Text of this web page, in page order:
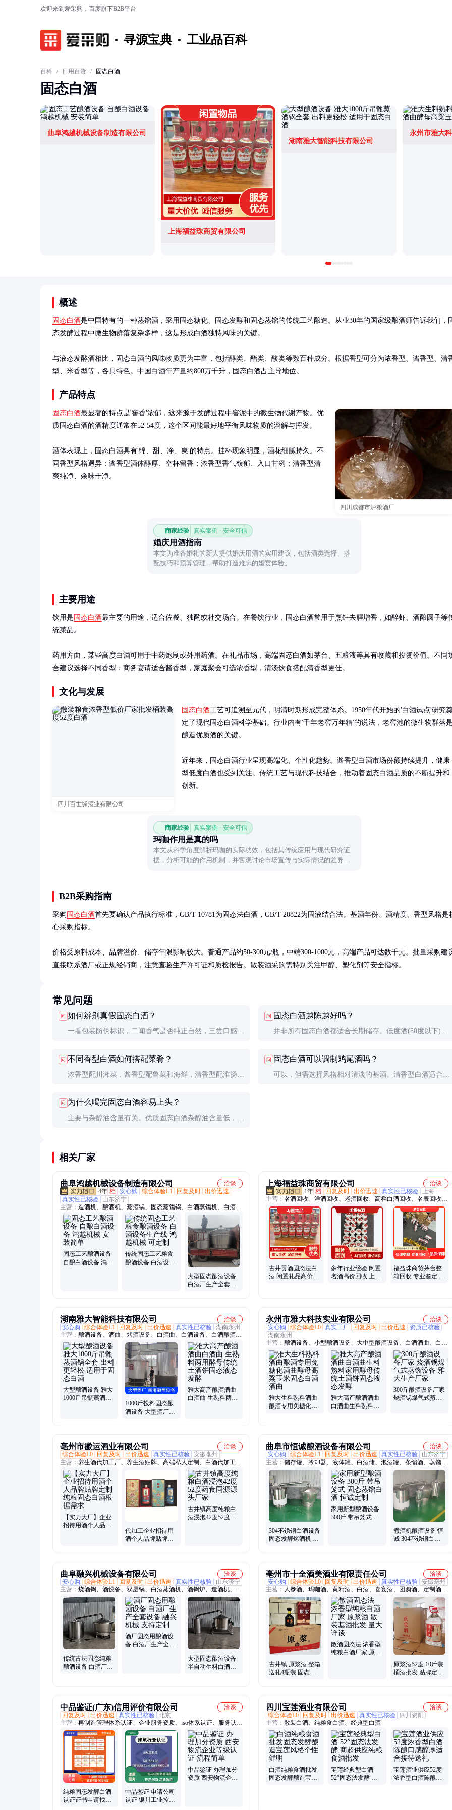
欢迎来到爱采购，百度旗下B2B平台
寻源宝典 工业品百科
百科 / 日用百货 / 固态白酒
固态白酒
曲阜鸿越机械设备制造有限公司
上海福益珠商贸有限公司
湖南雅大智能科技有限公司
永州市雅大
概述
固态白酒是中国特有的一种蒸馏酒，采用固态糖化、固态发酵和固态蒸馏的传统工艺酿造。从业30年的国家级酿酒师告诉我们，
态发酵过程中微生物群落复杂多样，这是形成白酒独特风味的关键。
与液态发酵酒相比，固态白酒的风味物质更为丰富，包括醇类、酯类、酸类等数百种成分。根据香型可分为浓香型、酱香型、清
型、米香型等，各具特色。中国白酒年产量约800万千升，固态白酒占主导地位。
产品特点
四川成都市泸粮酒厂
固态白酒最显著的特点是'窖香'浓郁，这来源于发酵过程中窖泥中的微生物代谢产物。优
质固态白酒的酒精度通常在52-54度，这个区间能最好地平衡风味物质的溶解与挥发。
酒体表现上，固态白酒具有'绵、甜、净、爽'的特点。挂杯现象明显，酒花细腻持久。不
同香型风格迥异：酱香型酒体醇厚、空杯留香；浓香型香气馥郁、入口甘冽；清香型清
爽纯净、余味干净。
商家经验 真实案例 · 安全可信
婚庆用酒指南
本文为准备婚礼的新人提供婚庆用酒的实用建议，包括酒类选择、搭
配技巧和预算管理，帮助打造难忘的婚宴体验。
主要用途
饮用是 固态白酒最主要的用途，适合佐餐、独酌或社交场合。在餐饮行业，固态白酒常用于烹饪去腥增香，如醉虾、酒酿圆子等
统菜品。
药用方面，某些高度白酒可用于中药炮制或外用药酒。在礼品市场，高端固态白酒如茅台、五粮液等具有收藏和投资价值。不同
合建议选择不同香型：商务宴请适合酱香型，家庭聚会可选浓香型，清淡饮食搭配清香型更佳。
文化与发展
四川百世缘酒业有限公司
固态白酒工艺可追溯至元代，明清时期形成完整体系。1950年代开始的'白酒试点'研究
定了现代固态白酒科学基础。行业内有'千年老窖万年糟'的说法，老窖池的微生物群落
酿造优质酒的关键。
近年来，固态白酒行业呈现高端化、个性化趋势。酱香型白酒市场份额持续提升，健康
型低度白酒也受到关注。传统工艺与现代科技结合，推动着固态白酒品质的不断提升和
创新。
商家经验 真实案例 · 安全可信
玛咖作用是真的吗
本文从科学角度解析玛咖的实际功效，包括其传统应用与现代研究证
据，分析可能的作用机制，并客观讨论市场宣传与实际情况的差异，
B2B采购指南
采购 固态白酒首先要确认产品执行标准，GB/T 10781为固态法白酒，GB/T 20822为固液结合法。基酒年份、酒精度、香型风格是
心采购指标。
价格受原料成本、品牌溢价、储存年限影响较大。普通产品约50-300元/瓶，中端300-1000元，高端产品可达数千元。批量采购建
直接联系酒厂或正规经销商，注意查验生产许可证和质检报告。散装酒采购需特别关注甲醇、塑化剂等安全指标。
常见问题
问 如何辨别真假固态白酒？
一看包装防伪标识，二闻香气是否纯正自然，三尝口感是
买，索取发票。
问 固态白酒越陈越好吗？
并非所有固态白酒都适合长期储存。低度酒(50度以下)储
10-30年，但储存环境要避光、恒温、密封。
问 不同香型白酒如何搭配菜肴？
浓香型配川湘菜，酱香型配鲁菜和海鲜，清香型配淮扬菜
淡。
问 固态白酒可以调制鸡尾酒吗？
可以，但需选择风格相对清淡的基酒。清香型白酒适合调
问 为什么喝完固态白酒容易上头？
主要与杂醇油含量有关。优质固态白酒杂醇油含量低，饮
相关厂家
曲阜鸿越机械设备制造有限公司
洽谈
4年 档 安心购 综合体验L1 回复及时 出价迅速
真实性已核验
山东济宁
主营： 造酒机、酿酒机、蒸酒锅、固态蒸馏锅、白酒蒸馏机、白酒蒸
酒器、白酒煮酒设备、白酒酿酒蒸锅、酿酒设备、制酒机械、烧酒设
备、流酒设备、造酒设备、啤酒蒸酒罐、烤酒烧酒机、玉米酒设备、
不锈钢蒸锅、小麦烧酒锅、五粮烤酒机、啤酒烤酒设备、纯粮制酒设
备、制酒发酵设备、精酿啤酒设备、酿酒蒸馏设备、白兰地烧酒机
固态工艺酿酒设备
自酿白酒设备 鸿越
传统固态工艺粮食
酿酒设备 白酒设备
大型固态酿酒设备
白酒厂生产全套设
上海福益珠商贸有限公司
洽谈
1年 档 回复及时 出价迅速 真实性已核验
上海
主营： 名酒回收、洋酒回收、老酒回收、高档白酒回收、名表回收、
冬虫夏草回收、虫草回收、茅台回收、五粮液回收、高价回收名酒、
高价回收名表、高价回收包包、黄金饰品回收、黄金首饰回收、海参
回收
古井贡酒固态法白
酒 闲置礼品高价回
多年行业经验 闲置
名酒高价回收 上门
福益珠商贸茅台整
箱回收 专业鉴定 高
湖南雅大智能科技有限公司
洽谈
安心购
综合体验L1 回复及时 出价迅速 真实性已核验 湖南永州
主营： 酿酒设备、酒曲、烤酒设备、白酒曲、白酒设备、白酒酿酒设
备、烧酒设备、蒸酒设备、米酒设备、水果酿酒设备、制酒设备、水
果酒曲、中草药酒曲
大型酿酒设备 雅大
1000斤吊甑蒸酒锅
1000斤投料固态酿
酒设备 大型酒厂全
雅大高产酿酒酒曲
白酒曲 生熟料两用
永州市雅大科技实业有限公司
洽谈
安心购
综合体验L0 真实工厂 回复及时 出价迅速
资质已核验
湖南永州
主营： 酿酒设备、小型酿酒设备、大中型酿酒设备、白酒酒曲、白酒
设备、白酒酿造设备、烤酒设备、全自动酿酒设备、制酒设备
雅大生料熟料酒曲
酿酒专用免糖化酒
雅大高产酿酒酒曲
白酒曲生料熟料家
300斤酿酒设备厂家
烧酒锅煤气式蒸馏
亳州市徽运酒业有限公司
洽谈
综合体验L0
回复及时 出价迅速 真实性已核验 安徽亳州
主营： 养生酒代加工厂、养生酒贴牌、高端私人定制、白酒代加工、
石斛酒贴牌
【实力大厂】企业
招待用酒个人品牌
代加工企业招待用
酒个人品牌贴牌定
古井镇高度纯粮白
酒浸泡42度52度药
曲阜市恒诚酿酒设备有限公司
洽谈
安心购
综合体验L1 回复及时 出价迅速 真实性已核验
山东济宁
主营： 储存罐、冷却器、液体罐、白酒储、泡酒罐、条编酒、蒸馏
器、烤酒机、葡萄酒、冷凝器、酵素桶、发酵罐、灭菌罐、储油罐、
密封罐、酒容器、发酵桶、摊凉机、运输罐、打岔机、搅拌罐、酒设
备、储水罐、储酒罐、30不锈钢
304不锈钢白酒设备
固态发酵烤酒机 酒
家用新型酿酒设备
300斤 带吊笼式 固
煮酒机酿酒设备 恒
诚 304不锈钢白酒
曲阜融兴机械设备有限公司
洽谈
安心购
综合体验L1 回复及时 出价迅速 真实性已核验
山东济宁
主营： 烧酒锅、酒设备、双层锅、白酒蒸酒机、酒锅炉、造酒机、酿
酒机、蒸酒锅、纯露机、小灶酒、造酒工具、酿造设备、蒸馏设备、
蒸粮设备、制酒工具、玉米酿酒、小烧设备、煮酒烤酒机、啤酒蒸酒
罐、自动烤酒机、煮酒蒸酒器、米酒煮酒锅、粮食蒸酒机、烧酒酿酒
器、酿酒小设备
传统古法固态纯粮
酿酒设备 白酒厂生
酒厂固态用酿酒设
备 白酒厂生产全套
大型固态酿酒设备
半自动生料白酒设
亳州市十全酒美酒业有限责任公司
洽谈
安心购
综合体验L0 回复及时 出价迅速 真实性已核验 安徽亳州
主营： 人参酒、玛咖酒、黄精酒、白酒、喜宴酒、团购酒、定制酒、
会销酒、古井酒、养生酒、原浆酒、发福利酒、送礼礼品酒、婚宴
酒、柔和酒、散酒、贴牌酒、纯粮酒、鹿鞭酒、鹿血酒、肉苁蓉酒、
南京同仁堂酒
古井镇 原浆酒 整箱
送礼4瓶装 固态法
散酒固态法 浓香型
纯粮白酒厂家 原浆
原浆酒52度 10斤装
桶酒批发 贴牌定制
中品鉴证(广东)信用评价有限公司
洽谈
回复及时 出价迅速 真实性已核验 北京
主营： 再制造管理体系认证、企业服务资质、iso体系认证、服务认
证、3A信用证书
纯粮固态发酵白酒
认证证书申请找中
中品鉴证 申请公司
认证 银川工业控制
中品鉴证 办理加分
资质 西安物流企业
四川宝莲酒业有限公司
洽谈
综合体验L0
回复及时 出价迅速 真实性已核验
四川资阳
主营： 散装白酒、纯粮食白酒、经典型白酒
白酒纯粮食酒批发
固态发酵酿造宝莲
宝莲经典型白酒
52°固态法发酵 商
宝莲酒业供应52度
浓香型白酒陈酿口